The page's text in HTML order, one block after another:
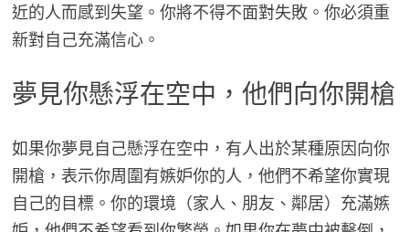
近的人而感到失望。你將不得不面對失敗。你必須重
新對自己充滿信心。
夢見你懸浮在空中，他們向你開槍
如果你夢見自己懸浮在空中，有人出於某種原因向你
開槍，表示你周圍有嫉妒你的人，他們不希望你實現
自己的目標。你的環境（家人、朋友、鄰居）充滿嫉